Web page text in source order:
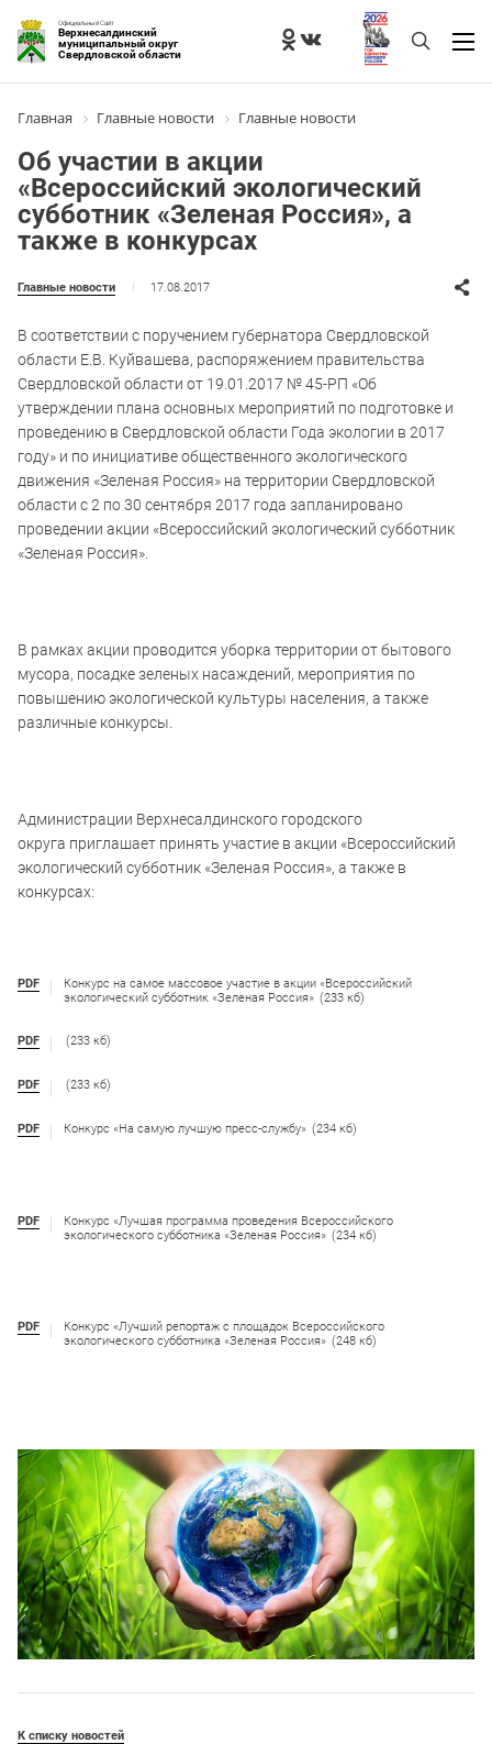
Официальный Сайт
Верхнесалдинский
муниципальный округ
Свердловской области
Главная Главные новости Главные новости
Об участии в акции
«Всероссийский экологический
субботник «Зеленая Россия», а
также в конкурсах
Главные новости 17.08.2017
В соответствии с поручением губернатора Свердловской
области Е.В. Куйвашева, распоряжением правительства
Свердловской области от 19.01.2017 № 45-РП «Об
утверждении плана основных мероприятий по подготовке и
проведению в Свердловской области Года экологии в 2017
году» и по инициативе общественного экологического
движения «Зеленая Россия» на территории Свердловской
области с 2 по 30 сентября 2017 года запланировано
проведении акции «Всероссийский экологический субботник
«Зеленая Россия».
В рамках акции проводится уборка территории от бытового
мусора, посадке зеленых насаждений, мероприятия по
повышению экологической культуры населения, а также
различные конкурсы.
Администрации Верхнесалдинского городского
округа приглашает принять участие в акции «Всероссийский
экологический субботник «Зеленая Россия», а также в
конкурсах:
PDF
Конкурс на самое массовое участие в акции «Всероссийский
экологический субботник «Зеленая Россия» (233 кб)
PDF (233 кб)
PDF (233 кб)
PDF Конкурс «На самую лучшую пресс-службу» (234 кб)
PDF
Конкурс «Лучшая программа проведения Всероссийского
экологического субботника «Зеленая Россия» (234 кб)
PDF
Конкурс «Лучший репортаж с площадок Всероссийского
экологического субботника «Зеленая Россия» (248 кб)
К списку новостей